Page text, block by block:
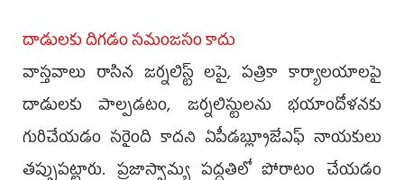
దాడుల‌కు దిగ‌డం స‌మంజ‌సం కాదు
వాస్తవాలు రాసిన జర్నలిస్ట్ లపై, ప‌త్రికా కార్యాలయాలపై
దాడులకు పాల్పడటం, జర్నలిస్టులను భయాందోళనకు
గురిచేయడం సరైంది కాదని ఏపీడబ్ల్యూజేఎఫ్ నాయ‌కులు
త‌ప్పుప‌ట్టారు. ప్రజాస్వామ్య పద్దతిలో పోరాటం చేయడం